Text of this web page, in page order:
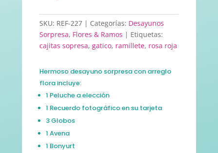
SKU: REF-227 Categorías: Desayunos
Sorpresa, Flores & Ramos
Etiquetas:
cajitas sopresa, gatico, ramillete, rosa roja
Hermoso desayuno sorpresa con arreglo
flora incluye:
1 Peluche a elección
1 Recuerdo fotográfico en su tarjeta
3 Globos
1 Avena
1 Bonyurt